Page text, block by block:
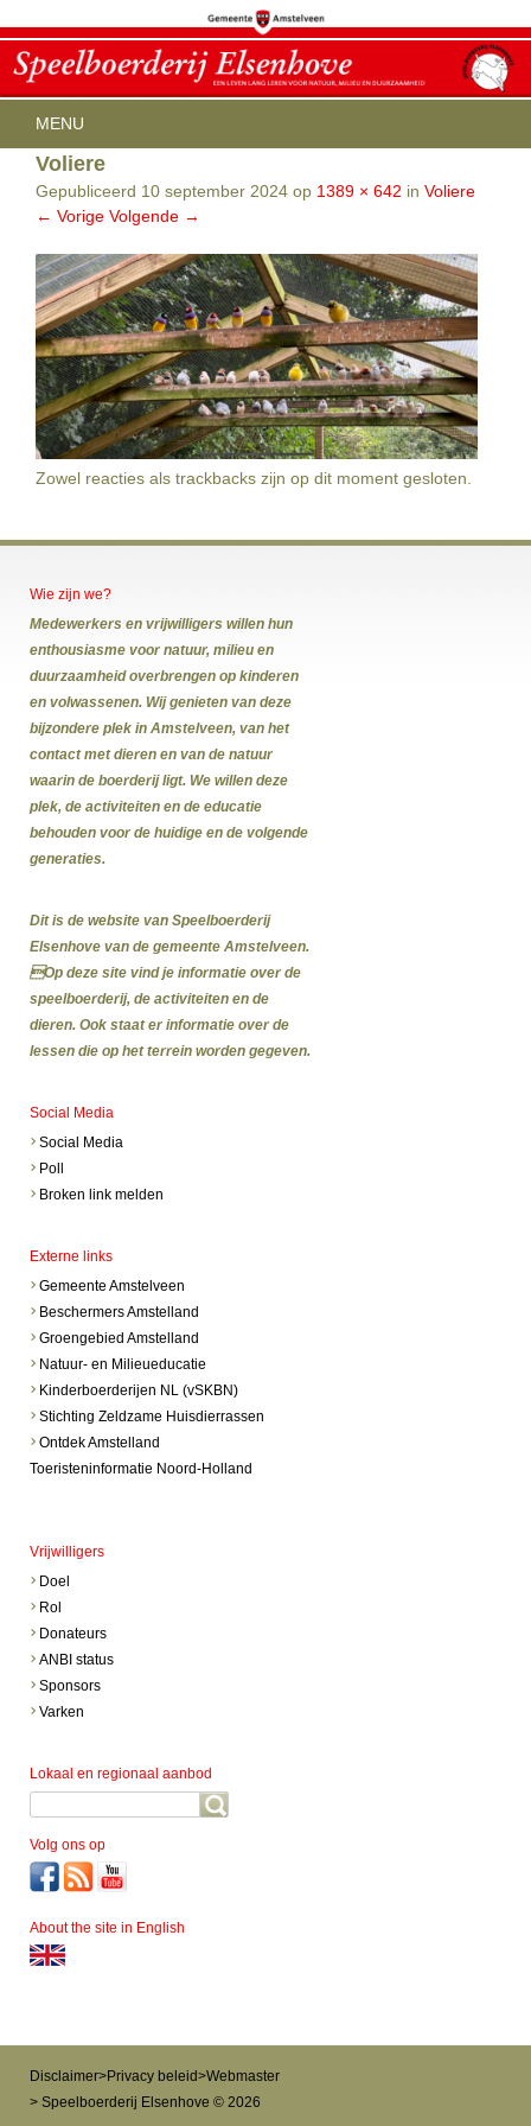
Menu
SPRING NAAR INHOUD
MENU
HOME
OPENINGSTIJDEN
ACTIVITEITEN
THEEHUIS IN DEN PAPPOT
BEREIKBAARHEID
CONTACT
ELSENHOVE CITY FARM
Voliere
Gepubliceerd 10 september 2024 op 1389 × 642 in Voliere
← Vorige Volgende →
Zowel reacties als trackbacks zijn op dit moment gesloten.
Wie zijn we?
Medewerkers en vrijwilligers willen hun
enthousiasme voor natuur, milieu en
duurzaamheid overbrengen op kinderen
en volwassenen. Wij genieten van deze
bijzondere plek in Amstelveen, van het
contact met dieren en van de natuur
waarin de boerderij ligt. We willen deze
plek, de activiteiten en de educatie
behouden voor de huidige en de volgende
generaties.
Dit is de website van Speelboerderij
Elsenhove van de gemeente Amstelveen.
Op deze site vind je informatie over de
speelboerderij, de activiteiten en de
dieren. Ook staat er informatie over de
lessen die op het terrein worden gegeven.
Social Media
Social Media
Poll
Broken link melden
Externe links
Gemeente Amstelveen
Beschermers Amstelland
Groengebied Amstelland
Natuur- en Milieueducatie
Kinderboerderijen NL (vSKBN)
Stichting Zeldzame Huisdierrassen
Ontdek Amstelland
Toeristeninformatie Noord-Holland
Vrijwilligers
Doel
Rol
Donateurs
ANBI status
Sponsors
Varken
Lokaal en regionaal aanbod
Volg ons op
About the site in English
Disclaimer>Privacy beleid>Webmaster
> Speelboerderij Elsenhove © 2026